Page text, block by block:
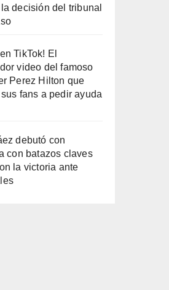
decisión del tribunal
TikTok! El
video del famoso
Perez Hilton que
fans a pedir ayuda
debutó con
con batazos claves
la victoria ante